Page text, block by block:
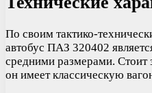
По своим тактико-
автобус ПАЗ 320402
средними размерами. Стоит
он имеет классическую